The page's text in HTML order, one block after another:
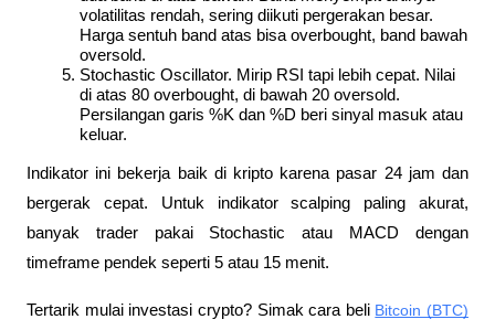
volatilitas rendah, sering diikuti pergerakan besar.
Harga sentuh band atas bisa overbought, band bawah
oversold.
Stochastic Oscillator. Mirip RSI tapi lebih cepat. Nilai
di atas 80 overbought, di bawah 20 oversold.
Persilangan garis %K dan %D beri sinyal masuk atau
keluar.
Indikator ini bekerja baik di kripto karena pasar 24 jam dan
bergerak cepat. Untuk indikator scalping paling akurat,
banyak trader pakai Stochastic atau MACD dengan
timeframe pendek seperti 5 atau 15 menit.
Tertarik mulai investasi crypto? Simak cara beli Bitcoin (BTC)